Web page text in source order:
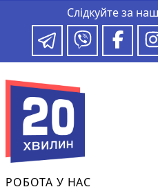
Слідкуйте за
РОБОТА У НАС